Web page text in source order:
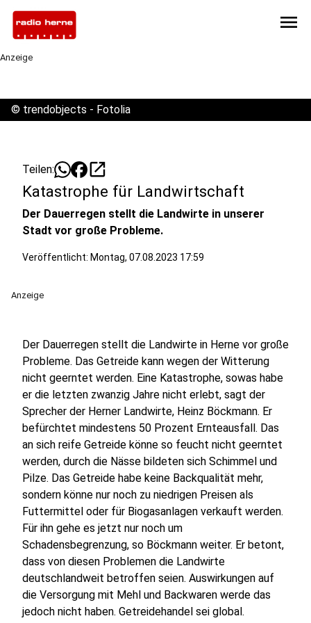
menu
Anzeige
© trendobjects - Fotolia
Teilen: open_in_new
Katastrophe für Landwirtschaft
Der Dauerregen stellt die Landwirte in unserer
Stadt vor große Probleme.
Veröffentlicht: Montag, 07.08.2023 17:59
Anzeige
Der Dauerregen stellt die Landwirte in Herne vor große
Probleme. Das Getreide kann wegen der Witterung
nicht geerntet werden. Eine Katastrophe, sowas habe
er die letzten zwanzig Jahre nicht erlebt, sagt der
Sprecher der Herner Landwirte, Heinz Böckmann. Er
befürchtet mindestens 50 Prozent Ernteausfall. Das
an sich reife Getreide könne so feucht nicht geerntet
werden, durch die Nässe bildeten sich Schimmel und
Pilze. Das Getreide habe keine Backqualität mehr,
sondern könne nur noch zu niedrigen Preisen als
Futtermittel oder für Biogasanlagen verkauft werden.
Für ihn gehe es jetzt nur noch um
Schadensbegrenzung, so Böckmann weiter. Er betont,
dass von diesen Problemen die Landwirte
deutschlandweit betroffen seien. Auswirkungen auf
die Versorgung mit Mehl und Backwaren werde das
jedoch nicht haben. Getreidehandel sei global.